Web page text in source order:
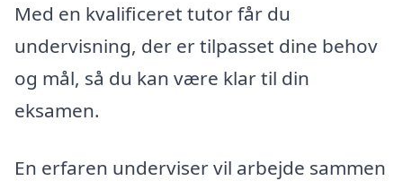
Med en kvalificeret tutor får du
undervisning, der er tilpasset dine behov
og mål, så du kan være klar til din
eksamen.
En erfaren underviser vil arbejde sammen